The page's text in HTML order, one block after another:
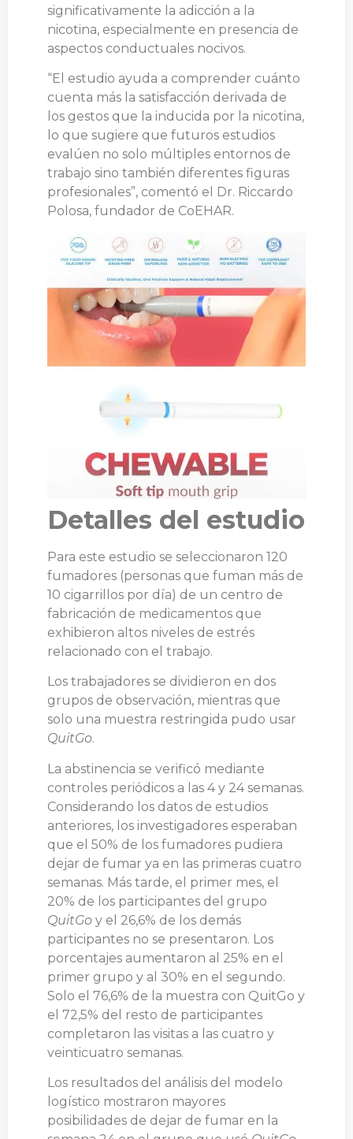
significativamente la adicción a la
nicotina, especialmente en presencia de
aspectos conductuales nocivos.
“El estudio ayuda a comprender cuánto
cuenta más la satisfacción derivada de
los gestos que la inducida por la nicotina,
lo que sugiere que futuros estudios
evalúen no solo múltiples entornos de
trabajo sino también diferentes figuras
profesionales”, comentó el Dr. Riccardo
Polosa, fundador de CoEHAR.
Detalles del estudio
Para este estudio se seleccionaron 120
fumadores (personas que fuman más de
10 cigarrillos por día) de un centro de
fabricación de medicamentos que
exhibieron altos niveles de estrés
relacionado con el trabajo.
Los trabajadores se dividieron en dos
grupos de observación, mientras que
solo una muestra restringida pudo usar
QuitGo.
La abstinencia se verificó mediante
controles periódicos a las 4 y 24 semanas.
Considerando los datos de estudios
anteriores, los investigadores esperaban
que el 50% de los fumadores pudiera
dejar de fumar ya en las primeras cuatro
semanas. Más tarde, el primer mes, el
20% de los participantes del grupo
QuitGo y el 26,6% de los demás
participantes no se presentaron. Los
porcentajes aumentaron al 25% en el
primer grupo y al 30% en el segundo.
Solo el 76,6% de la muestra con QuitGo y
el 72,5% del resto de participantes
completaron las visitas a las cuatro y
veinticuatro semanas.
Los resultados del análisis del modelo
logístico mostraron mayores
posibilidades de dejar de fumar en la